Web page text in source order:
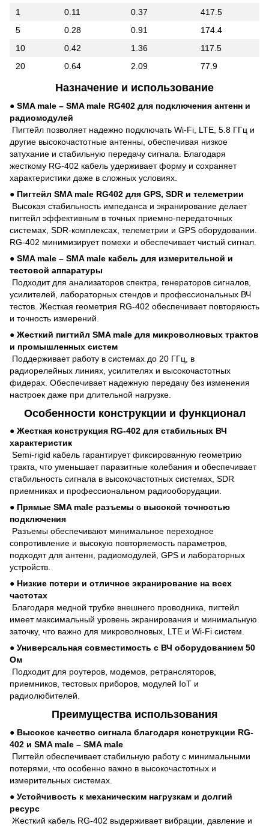
1
0.11 0.37
417.5
5
0.28 0.91
174.4
10
0.42 1.36
117.5
20
0.64 2.09 77.9
Назначение и использование
● SMA male – SMA male RG402 для подключения антенн и
радиомодулей
Пигтейл позволяет надежно подключать Wi-Fi, LTE, 5.8 ГГц и
другие высокочастотные антенны, обеспечивая низкое
затухание и стабильную передачу сигнала. Благодаря
жесткому RG-402 кабель удерживает форму и сохраняет
характеристики даже в сложных условиях.
● Пигтейл SMA male RG402 для GPS, SDR и телеметрии
Высокая стабильность импеданса и экранирование делает
пигтейл эффективным в точных приемно-передаточных
системах, SDR-комплексах, телеметрии и GPS оборудовании.
RG-402 минимизирует помехи и обеспечивает чистый сигнал.
● SMA male – SMA male кабель для измерительной и
тестовой аппаратуры
Подходит для анализаторов спектра, генераторов сигналов,
усилителей, лабораторных стендов и профессиональных ВЧ
тестов. Жесткая геометрия RG-402 обеспечивает повторяюсть
и точность измерений.
● Жесткий пигтийл SMA male для микроволновых трактов
и промышленных систем
Поддерживает работу в системах до 20 ГГц, в
радиорелейных линиях, усилителях и высокочастотных
фидерах. Обеспечивает надежную передачу без изменения
настроек даже при длительной нагрузке.
Особенности конструкции и функционал
● Жесткая конструкция RG-402 для стабильных ВЧ
характеристик
Semi-rigid кабель гарантирует фиксированную геометрию
тракта, что уменьшает паразитные колебания и обеспечивает
стабильность сигнала в высокочастотных системах, SDR
приемниках и профессиональном радиооборудации.
● Прямые SMA male разъемы с высокой точностью
подключения
Разъемы обеспечивают минимальное переходное
сопротивление и высокую повторяемость параметров,
подходят для антенн, радиомодулей, GPS и лабораторных
устройств.
● Низкие потери и отличное экранирование на всех
частотах
Благодаря медной трубке внешнего проводника, пигтейл
имеет максимальный уровень экранирования и минимальную
заточку, что важно для микроволновых, LTE и Wi-Fi систем.
● Универсальная совместимость с ВЧ оборудованием 50
Ом
Подходит для роутеров, модемов, ретрансляторов,
приемников, тестовых приборов, модулей IoT и
радиолюбителей.
Преимущества использования
● Высокое качество сигнала благодаря конструкции RG-
402 и SMA male – SMA male
Пигтейл обеспечивает стабильную работу с минимальными
потерями, что особенно важно в высокочастотных и
измерительных системах.
● Устойчивость к механическим нагрузкам и долгий
ресурс
Жесткий кабель RG-402 выдерживает вибрации, давление и